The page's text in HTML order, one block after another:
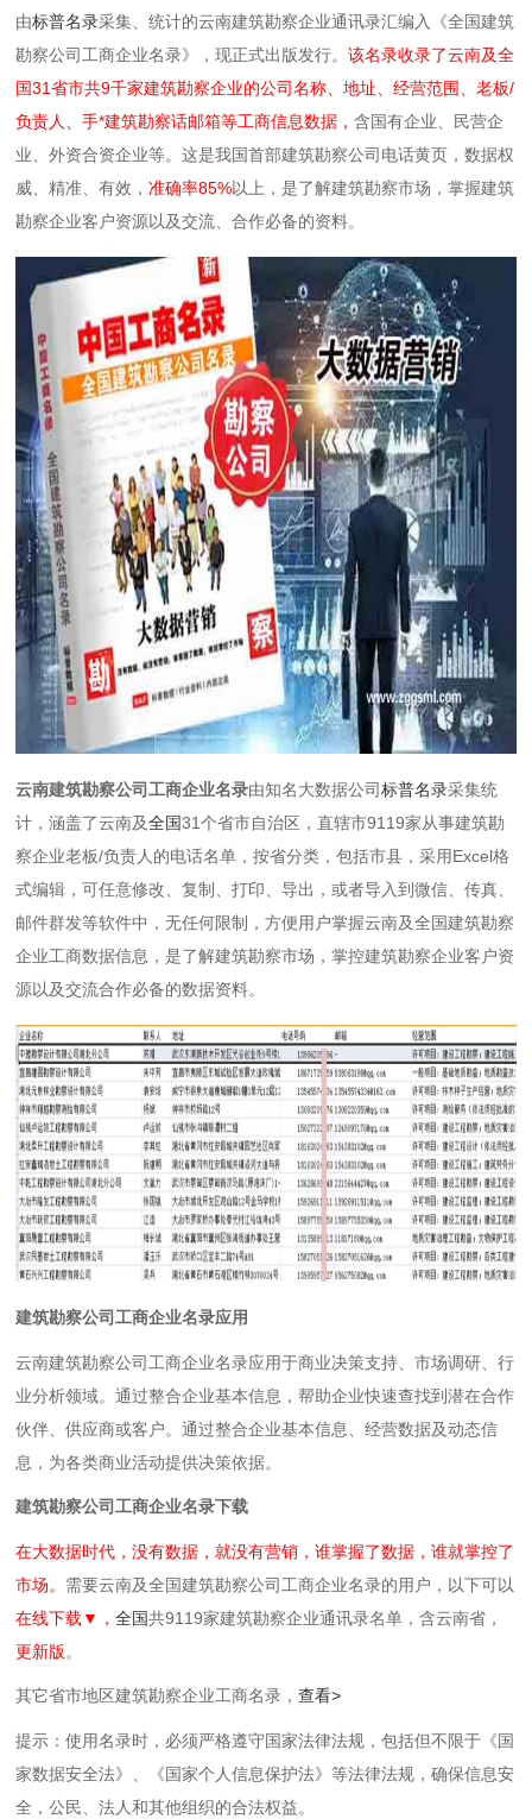
由标普名录采集、统计的云南建筑勘察企业通讯录汇编入《全国建筑
勘察公司工商企业名录》，现正式出版发行。该名录收录了云南及全
国31省市共9千家建筑勘察企业的公司名称、地址、经营范围、老板/
负责人、手*建筑勘察话邮箱等工商信息数据，含国有企业、民营企
业、外资合资企业等。这是我国首部建筑勘察公司电话黄页，数据权
威、精准、有效，准确率85%以上，是了解建筑勘察市场，掌握建筑
勘察企业客户资源以及交流、合作必备的资料。
云南建筑勘察公司工商企业名录由知名大数据公司标普名录采集统
计，涵盖了云南及全国31个省市自治区，直辖市9119家从事建筑勘
察企业老板/负责人的电话名单，按省分类，包括市县，采用Excel格
式编辑，可任意修改、复制、打印、导出，或者导入到微信、传真、
邮件群发等软件中，无任何限制，方便用户掌握云南及全国建筑勘察
企业工商数据信息，是了解建筑勘察市场，掌控建筑勘察企业客户资
源以及交流合作必备的数据资料。
建筑勘察公司工商企业名录应用
云南建筑勘察公司工商企业名录应用于商业决策支持、市场调研、行
业分析领域。通过整合企业基本信息，帮助企业快速查找到潜在合作
伙伴、供应商或客户。通过整合企业基本信息、经营数据及动态信
息，为各类商业活动提供决策依据。
建筑勘察公司工商企业名录下载
在大数据时代，没有数据，就没有营销，谁掌握了数据，谁就掌控了
市场。 需要云南及全国建筑勘察公司工商企业名录的用户，以下可以
在线下载▼，全国共9119家建筑勘察企业通讯录名单，含云南省，
更新版。
其它省市地区建筑勘察企业工商名录，查看>
提示：使用名录时，必须严格遵守国家法律法规，包括但不限于《国
家数据安全法》、《国家个人信息保护法》等‌法律法规，确保信息安
全，公民、法人和其他组织的合法权益。